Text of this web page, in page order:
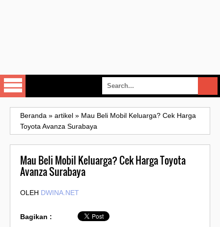
Beranda » artikel » Mau Beli Mobil Keluarga? Cek Harga
Toyota Avanza Surabaya
Mau Beli Mobil Keluarga? Cek Harga Toyota
Avanza Surabaya
OLEH DWINA.NET
Bagikan :